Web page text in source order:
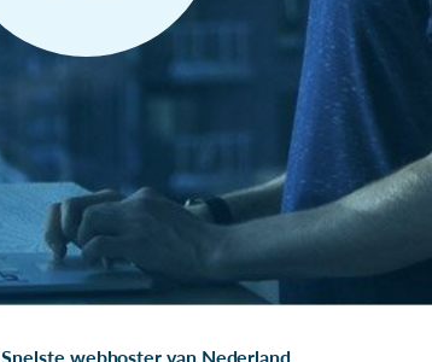
Snelste webhoster van Nederland